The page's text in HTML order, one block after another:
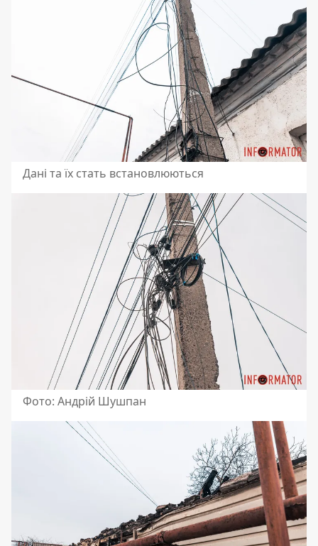
Дані та їх стать встановлюються
Фото: Андрій Шушпан